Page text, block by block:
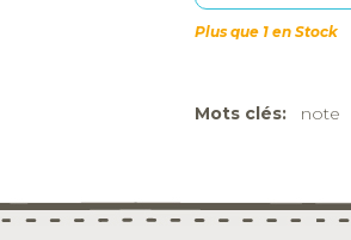
Plus que 1 en Stock
Mots clés: note